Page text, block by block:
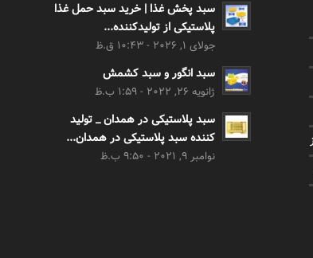
سبد پخش غذا | خرید سبد حمل غذا
پلاستیکی از تولیدکننده...
جولای 1, 2026 - 10:43 ق.ظ
سبد انگور و سبد کشمش
ژانویه 26, 2022 - 1:59 ب.ظ
سبد پلاستیکی در همدان _ تولید
کننده سبد پلاستیکی در همدان...
نوامبر 9, 2021 - 9:50 ب.ظ